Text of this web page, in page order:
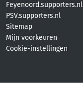
Feyenoord.supporters.nl
PSV.supporters.nl
Sitemap
Mijn voorkeuren
Cookie-instellingen